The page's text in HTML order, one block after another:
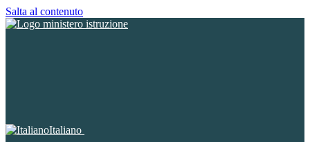
Salta al contenuto
Italiano